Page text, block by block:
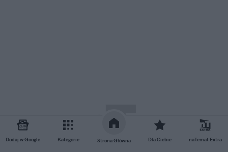
Dodaj w Google Kategorie Strona Główna Dla Ciebie naTemat Extra